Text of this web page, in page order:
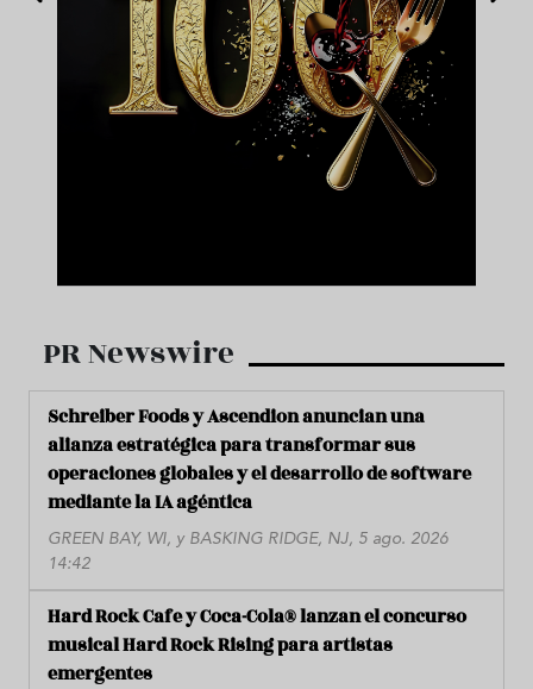
PR Newswire
Schreiber Foods y Ascendion anuncian una
alianza estratégica para transformar sus
operaciones globales y el desarrollo de software
mediante la IA agéntica
GREEN BAY, WI, y BASKING RIDGE, NJ, 5 ago. 2026
14:42
Hard Rock Cafe y Coca-Cola® lanzan el concurso
musical Hard Rock Rising para artistas
emergentes